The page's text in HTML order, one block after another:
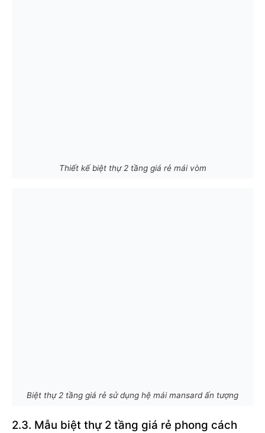
Thiết kế biệt thự 2 tầng giá rẻ mái vòm
Biệt thự 2 tầng giá rẻ sử dụng hệ mái mansard ấn tượng
2.3. Mẫu biệt thự 2 tầng giá rẻ phong cách